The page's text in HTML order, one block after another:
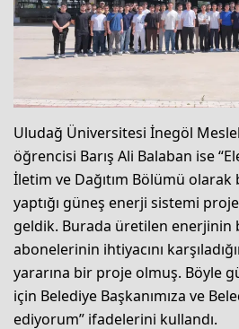
Uludağ Üniversitesi İnegöl
öğrencisi Barış Ali Balaban ise
İletim ve Dağıtım Bölümü
yaptığı güneş enerji sistemi
geldik. Burada üretilen enerjinin
abonelerinin ihtiyacını
yararına bir proje olmuş. Böyle
için Belediye Başkanımıza ve
ediyorum” ifadelerini kullandı.